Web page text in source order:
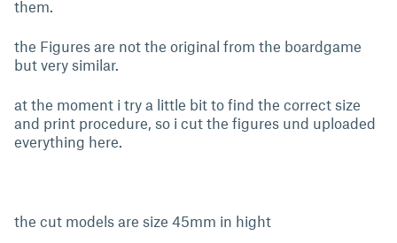
them.
the Figures are not the original from the boardgame
but very similar.
at the moment i try a little bit to find the correct size
and print procedure, so i cut the figures und uploaded
everything here.
the cut models are size 45mm in hight